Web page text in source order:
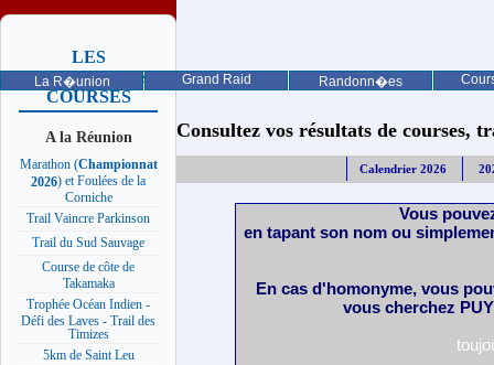
La R�union Grand Raid Randonn�es
LES
PROCHAINES
COURSES
A la Réunion
Marathon (Championnat
2026) et Foulées de la
Corniche
Trail Vaincre Parkinson
Trail du Sud Sauvage
Course de côte de
Takamaka
Trophée Océan Indien -
Défi des Laves - Trail des
Timizes
5km de Saint Leu
Consultez vos résultats de courses,
Calendrier 2026
Vous
en tapant son nom ou
En cas d'homonyme, vous
vous cherchez